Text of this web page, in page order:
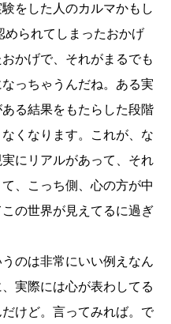
をした人のカルマかもし
められてしまったおかげ
かげで、それがまるでも
っちゃうんだね。ある実
る結果をもたらした段階
くなります。これが、な
にリアルがあって、それ
、こっち側、心の方が中
の世界が見えてるに過ぎ
のは非常にいい例えなん
実際には心が表わしてる
けど。言ってみれば。で